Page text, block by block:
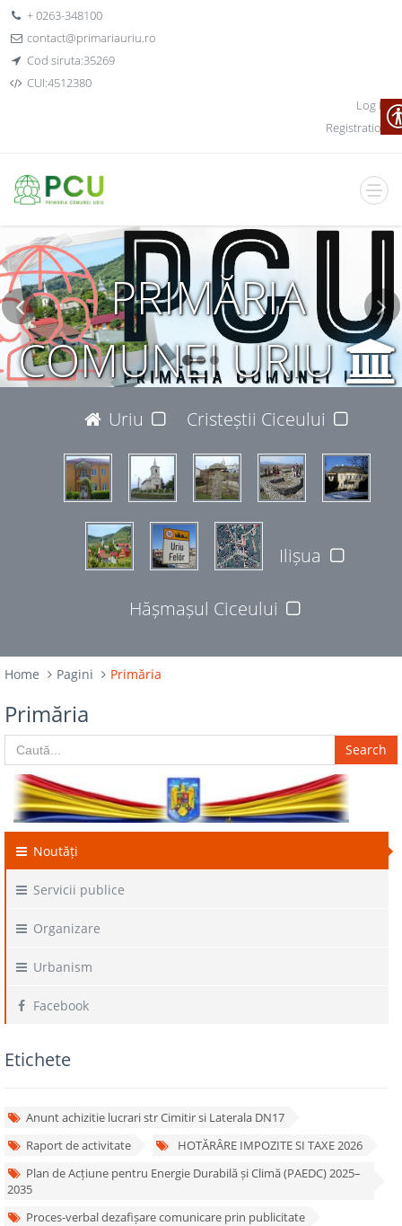
+ 0263-348100
contact@primariauriu.ro
Cod siruta:35269
CUI:4512380
Log In
Registration
PRIMĂRIA
COMUNEI URIU
JUDEȚUL BISTRIȚA-NĂSĂUD 427365
Uriu Cristeștii Ciceului
Ilișua
Hășmașul Ciceului
Home Pagini Primăria
Primăria
Search
Noutăți
Servicii publice
Organizare
Urbanism
Facebook
Etichete
Anunt achizitie lucrari str Cimitir si Laterala DN17
Raport de activitate
HOTĂRÂRE IMPOZITE SI TAXE 2026
Plan de Acțiune pentru Energie Durabilă și Climă (PAEDC) 2025–
2035
Proces-verbal dezafișare comunicare prin publicitate